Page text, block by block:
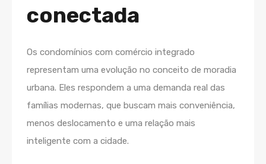
conectada
Os condomínios com comércio integrado
representam uma evolução no conceito de moradia
urbana. Eles respondem a uma demanda real das
famílias modernas, que buscam mais conveniência,
menos deslocamento e uma relação mais
inteligente com a cidade.